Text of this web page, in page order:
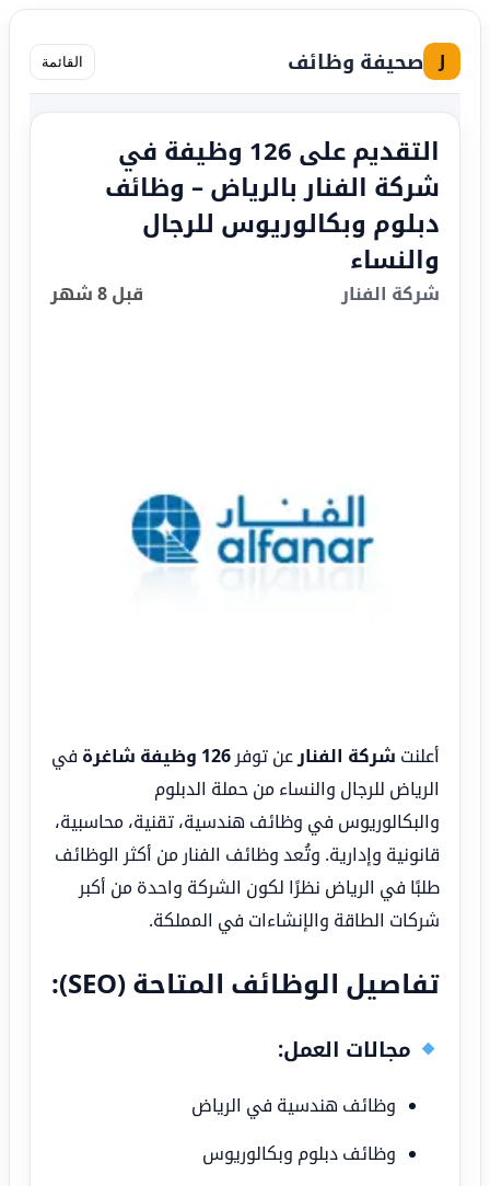
J صحيفة وظائف القائمة
التقديم على 126 وظيفة في
شركة الفنار بالرياض – وظائف
دبلوم وبكالوريوس للرجال
والنساء
شركة الفنار قبل 8 شهر
أعلنت شركة الفنار عن توفر 126 وظيفة شاغرة
في
الرياض للرجال والنساء من حملة الدبلوم
والبكالوريوس في وظائف هندسية، تقنية، محاسبية،
قانونية وإدارية. وتُعد وظائف الفنار من أكثر الوظائف
طلبًا في الرياض نظرًا لكون الشركة واحدة من أكبر
شركات الطاقة والإنشاءات في المملكة.
تفاصيل الوظائف المتاحة (SEO):
مجالات العمل:
وظائف هندسية في الرياض
وظائف دبلوم وبكالوريوس